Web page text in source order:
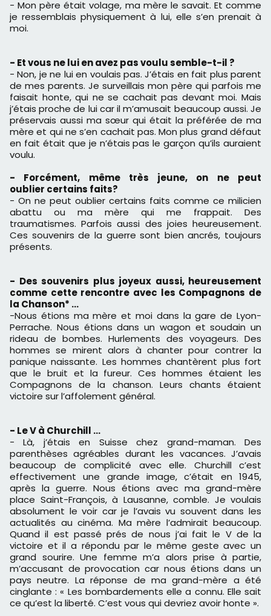
- Mon père était volage, ma mère le savait. Et comme
je ressemblais physiquement à lui, elle s’en prenait à
moi.
- Et vous ne lui en avez pas voulu semble-t-il ?
- Non, je ne lui en voulais pas. J’étais en fait plus parent
de mes parents. Je surveillais mon père qui parfois me
faisait honte, qui ne se cachait pas devant moi. Mais
j’étais proche de lui car il m’amusait beaucoup aussi. Je
préservais aussi ma sœur qui était la préférée de ma
mère et qui ne s’en cachait pas. Mon plus grand défaut
en fait était que je n’étais pas le garçon qu’ils auraient
voulu.
- Forcément, même très jeune, on ne peut
oublier certains faits?
- On ne peut oublier certains faits comme ce milicien
abattu ou ma mère qui me frappait. Des
traumatismes. Parfois aussi des joies heureusement.
Ces souvenirs de la guerre sont bien ancrés, toujours
présents.
- Des souvenirs plus joyeux aussi, heureusement
comme cette rencontre avec les Compagnons de
la Chanson* …
-Nous étions ma mère et moi dans la gare de Lyon-
Perrache. Nous étions dans un wagon et soudain un
rideau de bombes. Hurlements des voyageurs. Des
hommes se mirent alors à chanter pour contrer la
panique naissante. Les hommes chantèrent plus fort
que le bruit et la fureur. Ces hommes étaient les
Compagnons de la chanson. Leurs chants étaient
victoire sur l’affolement général.
- Le V à Churchill …
- Là, j’étais en Suisse chez grand-maman. Des
parenthèses agréables durant les vacances. J’avais
beaucoup de complicité avec elle. Churchill c’est
effectivement une grande image, c’était en 1945,
après la guerre. Nous étions avec ma grand-mère
place Saint-François, à Lausanne, comble. Je voulais
absolument le voir car je l’avais vu souvent dans les
actualités au cinéma. Ma mère l’admirait beaucoup.
Quand il est passé prés de nous j’ai fait le V de la
victoire et il a répondu par le même geste avec un
grand sourire. Une femme m’a alors prise à partie,
m’accusant de provocation car nous étions dans un
pays neutre. La réponse de ma grand-mère a été
cinglante : « Les bombardements elle a connu. Elle sait
ce qu’est la liberté. C’est vous qui devriez avoir honte ».